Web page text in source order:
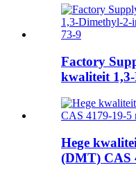
Factory
kwaliteit
Hege
(DMT) CAS